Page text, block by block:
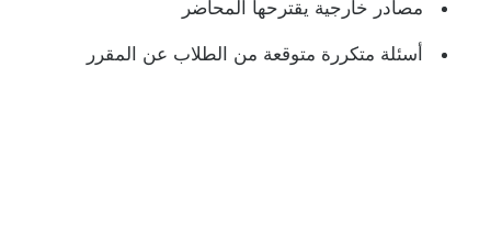
مصادر خارجية يقترحها المحاضر
أسئلة متكررة متوقعة من الطلاب عن المقرر